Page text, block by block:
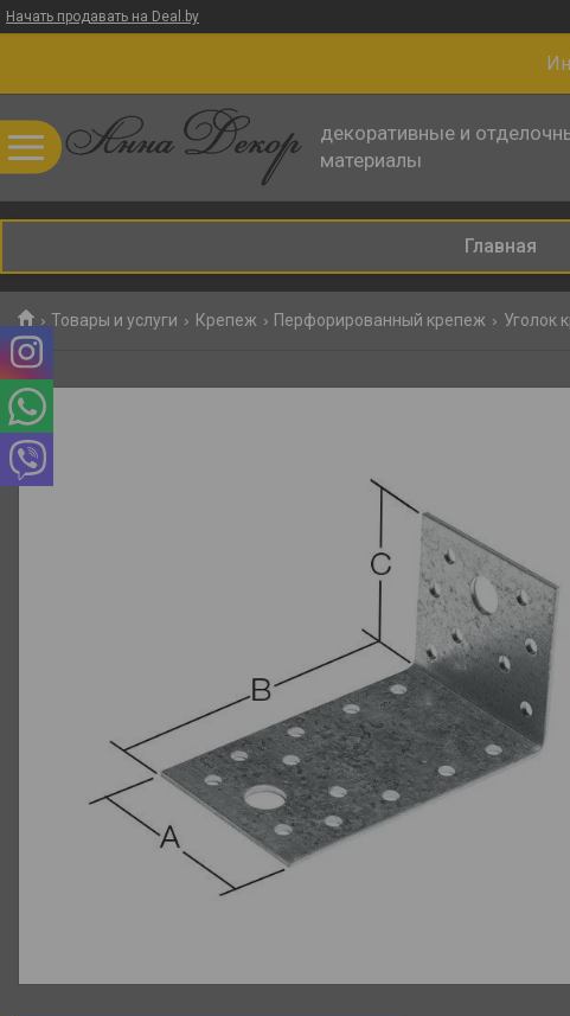
Начать продавать на Deal.by
декоративные и
материалы
Главная
Товары и услуги Крепеж Перфорированный крепеж Уголок